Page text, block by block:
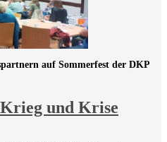
Krieg und Krise
auf Sommerfest der DKP